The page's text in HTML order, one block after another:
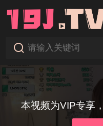
本视频为VIP专享